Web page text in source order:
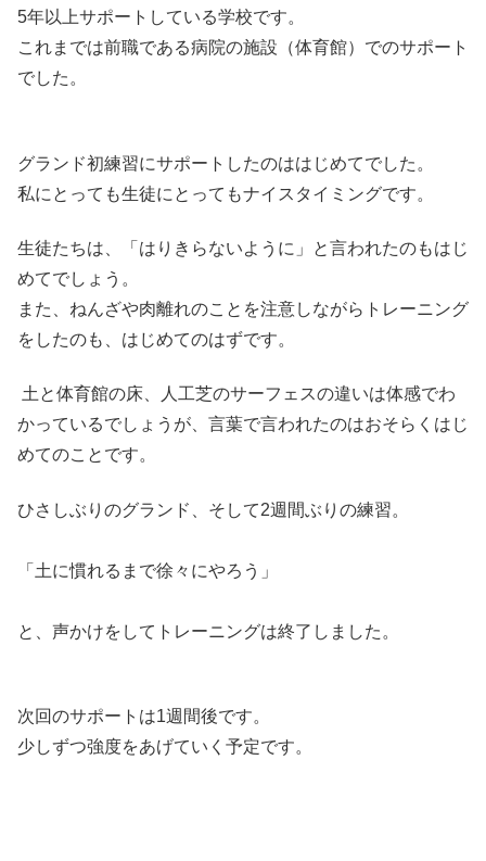
5年以上サポートしている学校です。
これまでは前職である病院の施設（体育館）でのサポート
でした。
グランド初練習にサポートしたのははじめてでした。
私にとっても生徒にとってもナイスタイミングです。
生徒たちは、「はりきらないように」と言われたのもはじ
めてでしょう。
また、ねんざや肉離れのことを注意しながらトレーニング
をしたのも、はじめてのはずです。
土と体育館の床、人工芝のサーフェスの違いは体感でわ
かっているでしょうが、言葉で言われたのはおそらくはじ
めてのことです。
ひさしぶりのグランド、そして2週間ぶりの練習。
「土に慣れるまで徐々にやろう」
と、声かけをしてトレーニングは終了しました。
次回のサポートは1週間後です。
少しずつ強度をあげていく予定です。